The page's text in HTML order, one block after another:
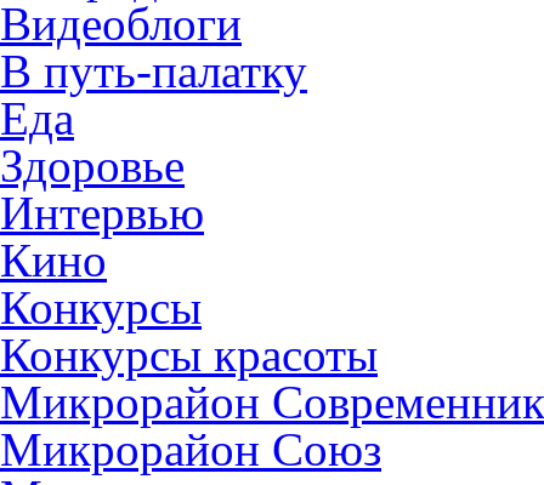
Видеоблоги
В путь-палатку
Еда
Здоровье
Интервью
Кино
Конкурсы
Конкурсы красоты
Микрорайон Современник
Микрорайон Союз